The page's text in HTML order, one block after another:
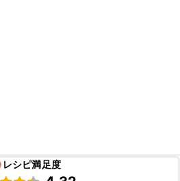
レシピ満足度